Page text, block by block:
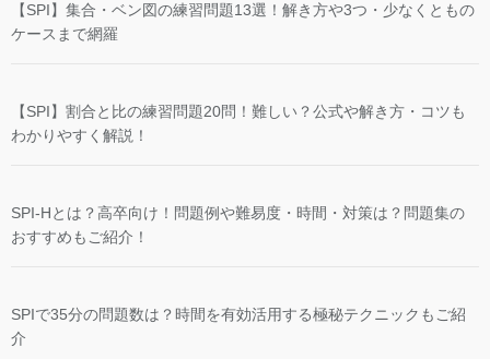
【SPI】集合・ベン図の練習問題13選！解き方や3つ・少なくともの
ケースまで網羅
【SPI】割合と比の練習問題20問！難しい？公式や解き方・コツも
わかりやすく解説！
SPI-Hとは？高卒向け！問題例や難易度・時間・対策は？問題集の
おすすめもご紹介！
SPIで35分の問題数は？時間を有効活用する極秘テクニックもご紹
介